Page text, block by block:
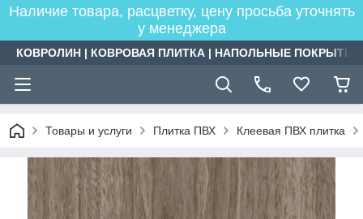
Наличие товара, расцветку, цену просьба уточнять
у менеджера
КОВРОЛИН | КОВРОВАЯ ПЛИТКА | НАПОЛЬНЫЕ
Товары и услуги Плитка ПВХ Клеевая ПВХ плитка